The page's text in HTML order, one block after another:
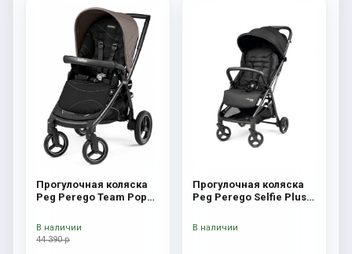
Прогулочная коляска
Peg Perego Team Pop
44 390 р
В наличии
Прогулочная коляска
Peg Perego Selfie Plus
В наличии